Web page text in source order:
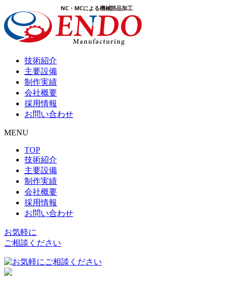
技術紹介
主要設備
制作実績
会社概要
採用情報
お問い合わせ
MENU
TOP
技術紹介
主要設備
制作実績
会社概要
採用情報
お問い合わせ
お気軽に
ご相談ください